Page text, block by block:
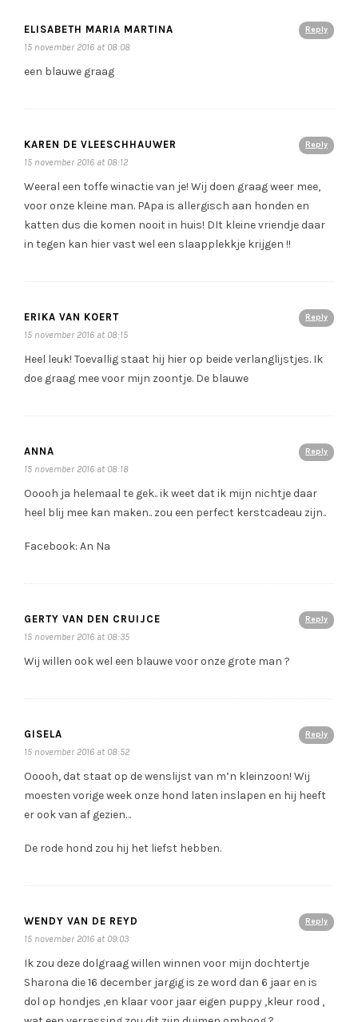
Reply
ELISABETH MARIA MARTINA
15 november 2016 at 08:08
een blauwe graag
Reply
KAREN DE VLEESCHHAUWER
15 november 2016 at 08:12
Weeral een toffe winactie van je! Wij doen graag weer mee,
voor onze kleine man. PApa is allergisch aan honden en
katten dus die komen nooit in huis! DIt kleine vriendje daar
in tegen kan hier vast wel een slaapplekkje krijgen !!
Reply
ERIKA VAN KOERT
15 november 2016 at 08:15
Heel leuk! Toevallig staat hij hier op beide verlanglijstjes. Ik
doe graag mee voor mijn zoontje. De blauwe
Reply
ANNA
15 november 2016 at 08:18
Ooooh ja helemaal te gek.. ik weet dat ik mijn nichtje daar
heel blij mee kan maken.. zou een perfect kerstcadeau zijn..
Facebook: An Na
Reply
GERTY VAN DEN CRUIJCE
15 november 2016 at 08:35
Wij willen ook wel een blauwe voor onze grote man ?
Reply
GISELA
15 november 2016 at 08:52
Ooooh, dat staat op de wenslijst van m’n kleinzoon! Wij
moesten vorige week onze hond laten inslapen en hij heeft
er ook van af gezien…
De rode hond zou hij het liefst hebben.
Reply
WENDY VAN DE REYD
15 november 2016 at 09:03
Ik zou deze dolgraag willen winnen voor mijn dochtertje
Sharona die 16 december jargig is ze word dan 6 jaar en is
dol op hondjes ,en klaar voor jaar eigen puppy ,kleur rood ,